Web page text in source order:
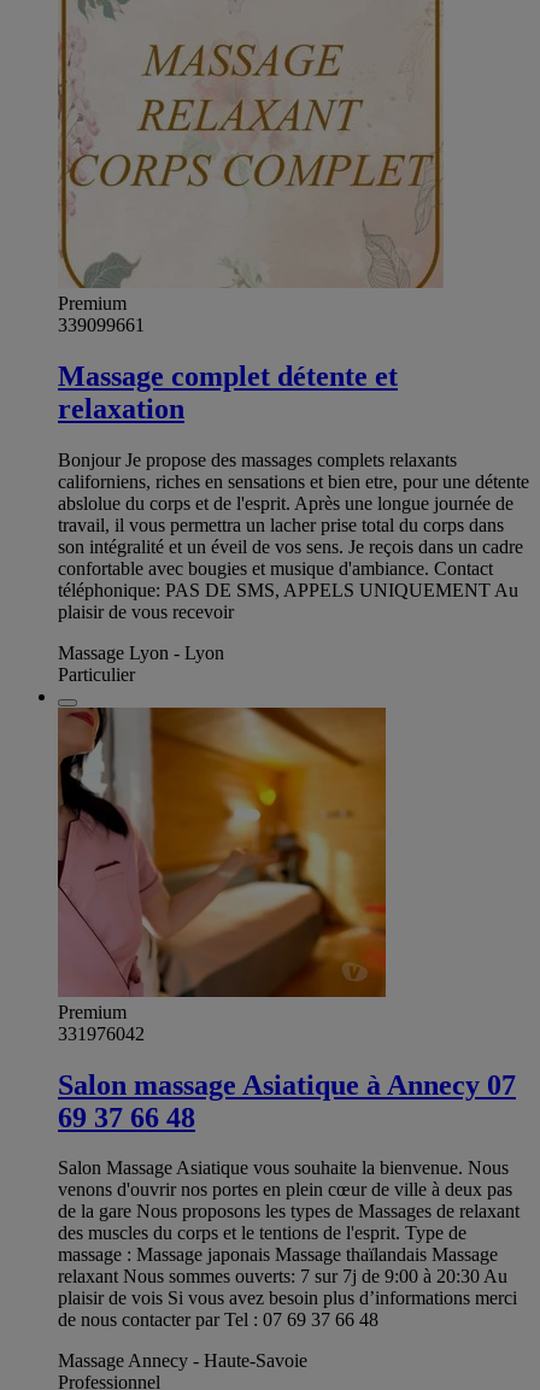
Premium
339099661
Massage complet détente et
relaxation
Bonjour Je propose des massages complets relaxants
californiens, riches en sensations et bien etre, pour une détente
abslolue du corps et de l'esprit. Après une longue journée de
travail, il vous permettra un lacher prise total du corps dans
son intégralité et un éveil de vos sens. Je reçois dans un cadre
confortable avec bougies et musique d'ambiance. Contact
téléphonique: PAS DE SMS, APPELS UNIQUEMENT Au
plaisir de vous recevoir
Massage Lyon - Lyon
Particulier
Premium
331976042
Salon massage Asiatique à Annecy 07
69 37 66 48
Salon Massage Asiatique vous souhaite la bienvenue. Nous
venons d'ouvrir nos portes en plein cœur de ville à deux pas
de la gare Nous proposons les types de Massages de relaxant
des muscles du corps et le tentions de l'esprit. Type de
massage : Massage japonais Massage thaïlandais Massage
relaxant Nous sommes ouverts: 7 sur 7j de 9:00 à 20:30 Au
plaisir de vois Si vous avez besoin plus d’informations merci
de nous contacter par Tel : 07 69 37 66 48
Massage Annecy - Haute-Savoie
Professionnel